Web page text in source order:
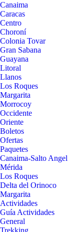
Canaima
Caracas
Centro
Choroní
Colonia Tovar
Gran Sabana
Guayana
Litoral
Llanos
Los Roques
Margarita
Morrocoy
Occidente
Oriente
Boletos
Ofertas
Paquetes
Canaima-Salto Angel
Mérida
Los Roques
Delta del Orinoco
Margarita
Actividades
Guía Actividades
General
Trekking